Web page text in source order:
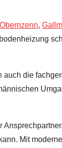
Obernzenn,
die
Mit